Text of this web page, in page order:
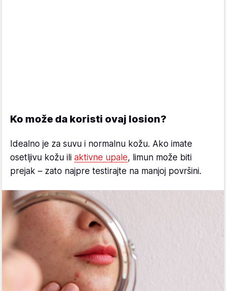
Ko može da koristi ovaj losion?
Idealno je za suvu i normalnu kožu. Ako imate
osetljivu kožu ili aktivne upale, limun može biti
prejak – zato najpre testirajte na manjoj površini.